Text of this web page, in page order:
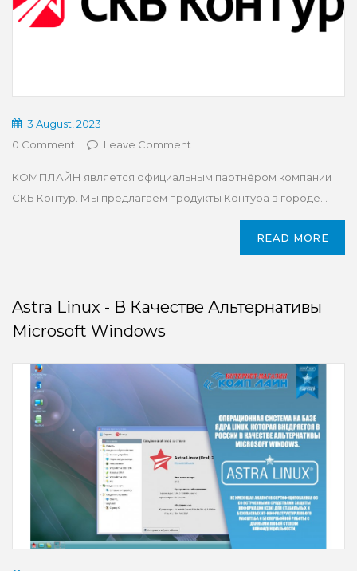
3 August, 2023
0 Comment
Leave Comment
КОМПЛАЙН является официальным партнёром компании
СКБ Контур. Мы предлагаем продукты Контура в городе...
READ MORE
Astra Linux - В Качестве Альтернативы
Microsoft Windows